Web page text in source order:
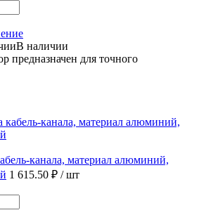
В наличии
предназначен для точного
канала, материал алюминий,
1 615.50 ₽ / шт